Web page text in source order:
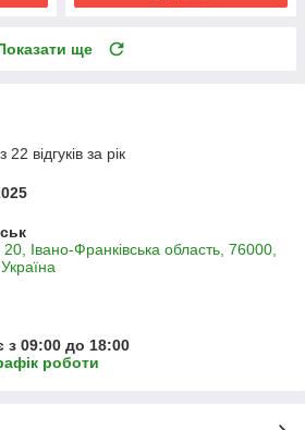
ще
відгуків за рік
Івано-Франківська область, 76000,
з 09:00 до 18:00
роботи